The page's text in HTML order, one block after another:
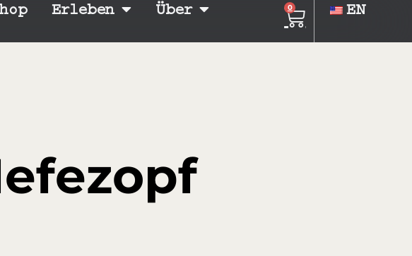
Erleben
Über
0 EN